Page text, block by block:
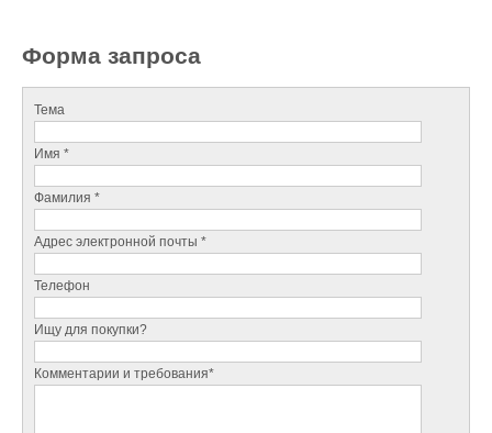
Форма запроса
Тема
Имя *
Фамилия *
Адрес электронной почты *
Телефон
Ищу для покупки?
Комментарии и требования*